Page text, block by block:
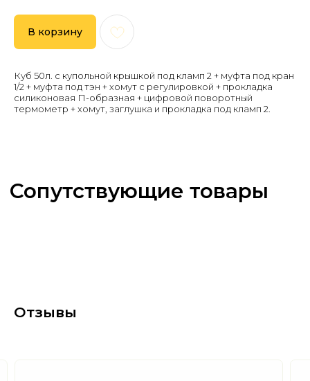
В корзину
Куб 50л. с купольной крышкой под кламп 2 + муфта под кран
1/2 + муфта под тэн + хомут с регулировкой + прокладка
силиконовая П-образная + цифровой поворотный
термометр + хомут, заглушка и прокладка под кламп 2.
Отзывы